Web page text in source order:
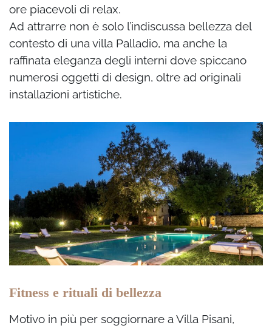
ore piacevoli di relax.
Ad attrarre non è solo l’indiscussa bellezza del
contesto di una villa Palladio, ma anche la
raffinata eleganza degli interni dove spiccano
numerosi oggetti di design, oltre ad originali
installazioni artistiche.
Fitness e rituali di bellezza
Motivo in più per soggiornare a Villa Pisani,